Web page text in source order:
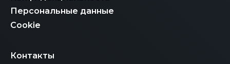
Персональные данные
Cookie
Контакты